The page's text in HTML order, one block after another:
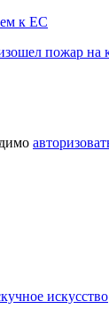
к ЕС
пожар
искусство